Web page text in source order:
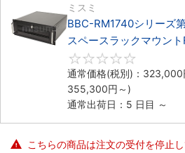
ミスミ
BBC-RM1740シリーズ
スペースラックマウント
3PCIe
通常価格(税別)： 323,000
355,300円 ～)
通常出荷日：5 日目 ～
こちらの商品は注文の受付を停止